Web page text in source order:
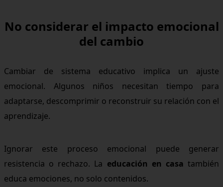
No considerar el impacto emocional
del cambio
Cambiar de sistema educativo implica un ajuste
emocional. Algunos niños necesitan tiempo para
adaptarse, descomprimir o reconstruir su relación con el
aprendizaje.
Ignorar este proceso emocional puede generar
resistencia o rechazo. La educación en casa también
educa emociones, no solo contenidos.